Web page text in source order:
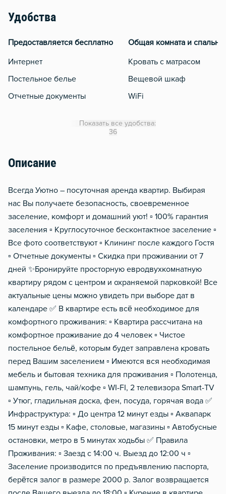
Удобства
Предоставляется бесплатно
Интернет
Постельное белье
Отчетные документы
Общая комната и спальня
Кровать с матрасом
Вещевой шкаф
WiFi
Домофон
Чистящие средства
Обогреватель
Мобильный интернет 3g/
Показать все удобства:
36
Описание
Всегда Уютно – посуточная аренда квартир. Выбирая
нас Вы получаете безопасность, своевременное
заселение, комфорт и домашний уют! ▫️ 100% гарантия
заселения ▫️ Круглосуточное бесконтактное заселение ▫️
Все фото соответствуют ▫️ Клининг после каждого Гостя
▫️ Отчетные документы ▫️ Скидка при проживании от 7
дней ✨Бронируйте просторную евродвухкомнатную
квартиру рядом с центром и охраняемой парковкой! Все
актуальные цены можно увидеть при выборе дат в
календаре ✅ В квартире есть всё необходимое для
комфортного проживания: ▫️ Квартира рассчитана на
комфортное проживание до 4 человек ▫️ Чистое
постельное бельё, которым будет заправлена кровать
перед Вашим заселением ▫️ Имеются вся необходимая
мебель и бытовая техника для проживания ▫️ Полотенца,
шампунь, гель, чай/кофе ▫️ WI-FI, 2 телевизора Smart-TV
▫️ Утюг, гладильная доска, фен, посуда, горячая вода ✅
Инфраструктура: ▫️ До центра 12 минут езды ▫️ Аквапарк
15 минут езды ▫️ Кафе, столовые, магазины ▫️ Автобусные
остановки, метро в 5 минутах ходьбы ✅ Правила
Проживания: ▫️ Заезд с 14:00 ч. Выезд до 12:00 ч ▫️
Заселение производится по предъявлению паспорта,
берётся залог в размере 2000 р. Залог возвращается